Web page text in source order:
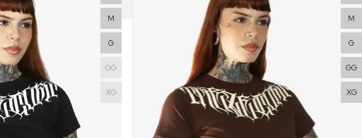
M
G
GG
XG
M
G
GG
XG